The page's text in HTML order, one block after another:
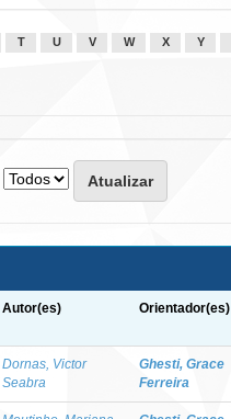
T U V W X Y
Autor(es) Orientador(es)
Dornas, Victor
Seabra
Ghesti, Grace
Ferreira